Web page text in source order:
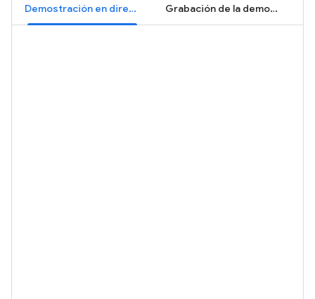
Demostración en directo Grabación de la demostración: